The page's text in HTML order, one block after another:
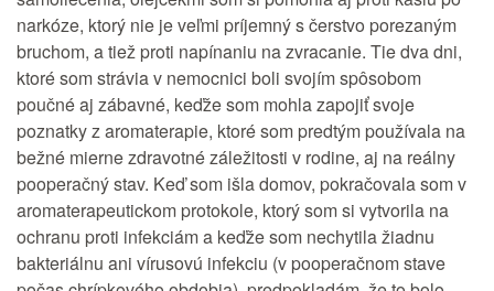
narkóze, ktorý nie je veľmi príjemný s čerstvo porezaným
bruchom, a tiež proti napínaniu na zvracanie. Tie dva dni,
ktoré som strávia v nemocnici boli svojím spôsobom
poučné aj zábavné, keďže som mohla zapojiť svoje
poznatky z aromaterapie, ktoré som predtým používala na
bežné mierne zdravotné záležitosti v rodine, aj na reálny
pooperačný stav. Keď som išla domov, pokračovala som v
aromaterapeutickom protokole, ktorý som si vytvorila na
ochranu proti infekciám a keďže som nechytila žiadnu
bakteriálnu ani vírusovú infekciu (v pooperačnom stave